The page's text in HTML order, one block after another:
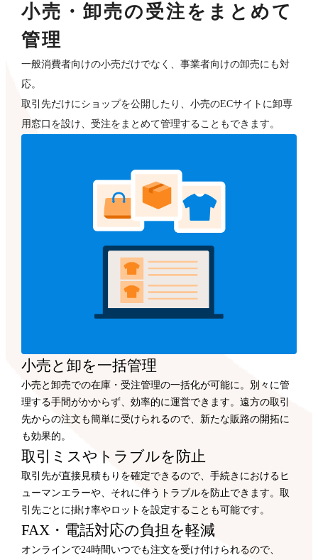
小売・卸売の受注をまとめて
管理
一般消費者向けの小売だけでなく、事業者向けの卸売にも対
応。
取引先だけにショップを公開したり、小売のECサイトに卸専
用窓口を設け、受注をまとめて管理することもできます。
小売と卸を一括管理
小売と卸売での在庫・受注管理の一括化が可能に。別々に管
理する手間がかからず、効率的に運営できます。遠方の取引
先からの注文も簡単に受けられるので、新たな販路の開拓に
も効果的。
取引ミスやトラブルを防止
取引先が直接見積もりを確定できるので、手続きにおけるヒ
ューマンエラーや、それに伴うトラブルを防止できます。取
引先ごとに掛け率やロットを設定することも可能です。
FAX・電話対応の負担を軽減
オンラインで24時間いつでも注文を受け付けられるので、